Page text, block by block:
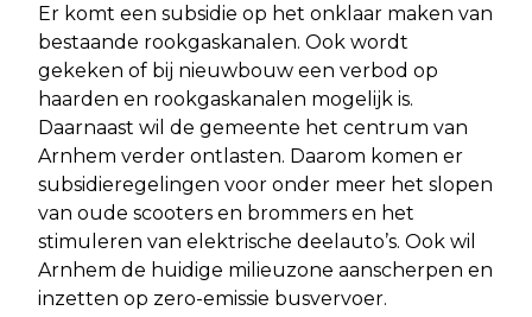
Er komt een subsidie op het onklaar maken van
bestaande rookgaskanalen. Ook wordt
gekeken of bij nieuwbouw een verbod op
haarden en rookgaskanalen mogelijk is.
Daarnaast wil de gemeente het centrum van
Arnhem verder ontlasten. Daarom komen er
subsidieregelingen voor onder meer het slopen
van oude scooters en brommers en het
stimuleren van elektrische deelauto’s. Ook wil
Arnhem de huidige milieuzone aanscherpen en
inzetten op zero-emissie busvervoer.